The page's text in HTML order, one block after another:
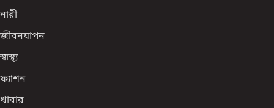
নারী
জীবনযাপন
স্বাস্থ্য
ফ্যাশন
খাবার